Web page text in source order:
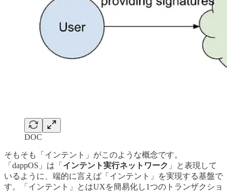
DOC
そもそも「インテント」がこのような概念です。
「dappOS」は「 インテント実行ネットワーク 」と表現して
いるように、端的に言えば「インテント」を実現する基盤で
す。「インテント」とはUXを簡易化し1つのトランザクショ